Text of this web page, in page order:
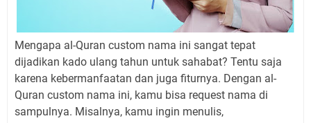
Mengapa al-Quran custom nama ini sangat tepat
dijadikan kado ulang tahun untuk sahabat? Tentu saja
karena kebermanfaatan dan juga fiturnya. Dengan al-
Quran custom nama ini, kamu bisa request nama di
sampulnya. Misalnya, kamu ingin menulis,